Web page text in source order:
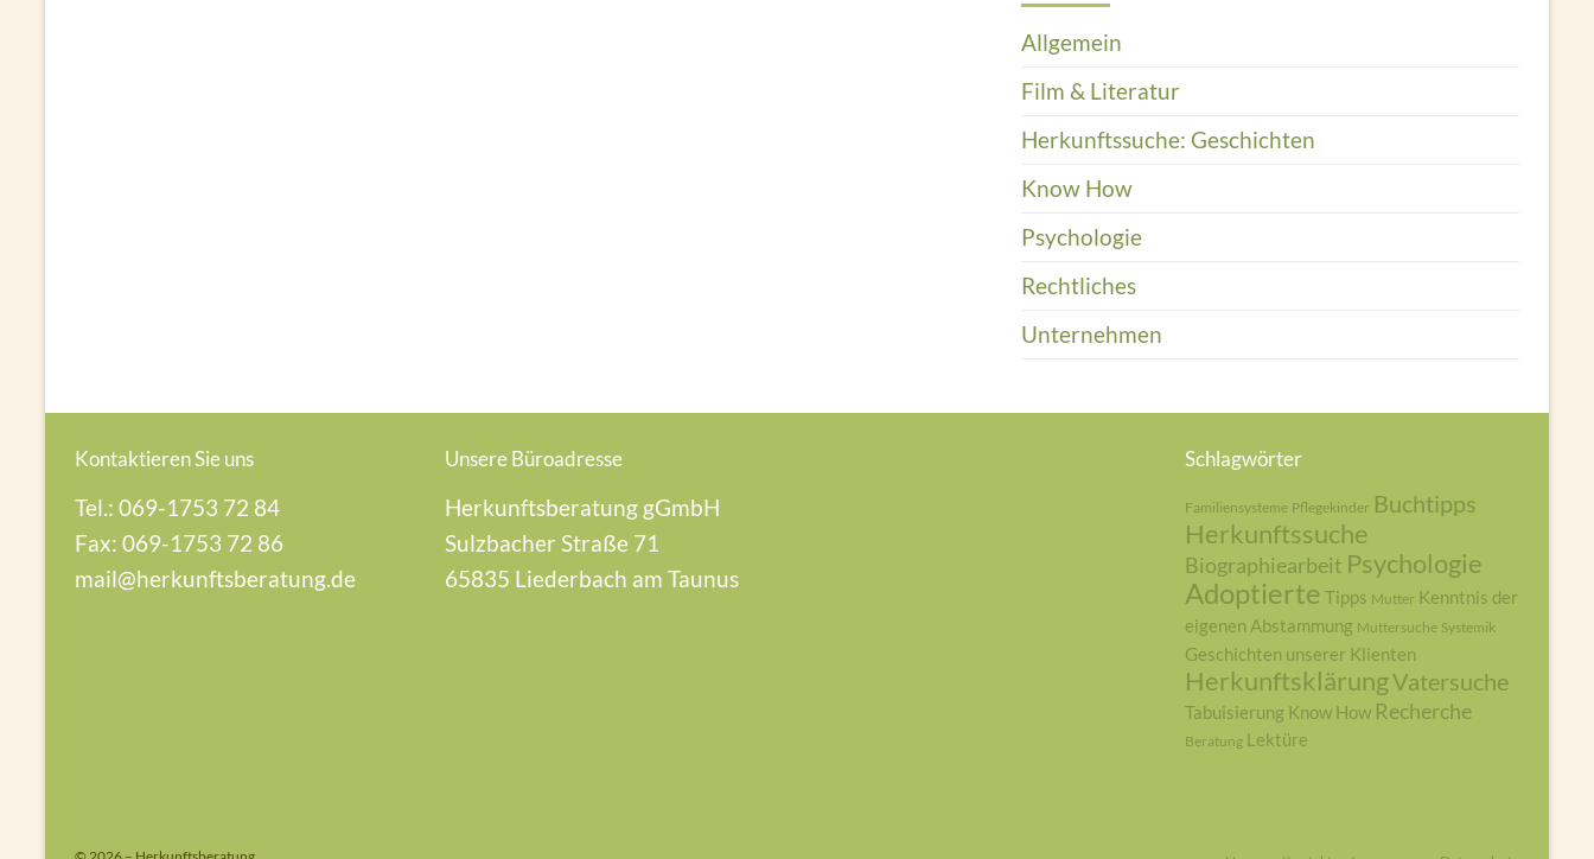
Allgemein
Film & Literatur
Herkunftssuche: Geschichten
Know How
Psychologie
Rechtliches
Unternehmen
Kontaktieren Sie uns
Tel.: 069-1753 72 84
Fax: 069-1753 72 86
mail@herkunftsberatung.de
Unsere Büroadresse
Herkunftsberatung gGmbH
Sulzbacher Straße 71
65835 Liederbach am Taunus
Schlagwörter
Familiensysteme Pflegekinder Buchtipps
Herkunftssuche
Biographiearbeit Psychologie
Adoptierte Tipps Mutter Kenntnis der
eigenen Abstammung Muttersuche Systemik
Geschichten unserer Klienten
HerkunftsklärungVatersuche
Tabuisierung Know How Recherche
Beratung Lektüre